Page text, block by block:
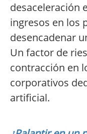
desaceleración
ingresos en los
desencadenar
Un factor de
contracción en
corporativos
artificial.